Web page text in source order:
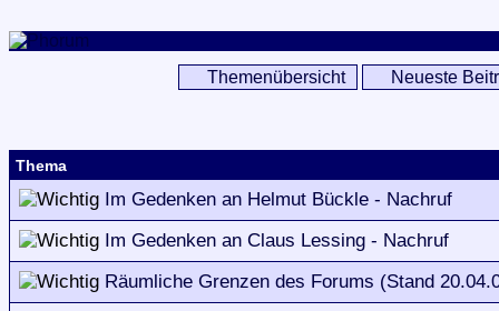
Themenübersicht Neueste
Thema
Im Gedenken an Helmut Bückle - Nachruf
Im Gedenken an Claus Lessing - Nachruf
Räumliche Grenzen des Forums (Stand